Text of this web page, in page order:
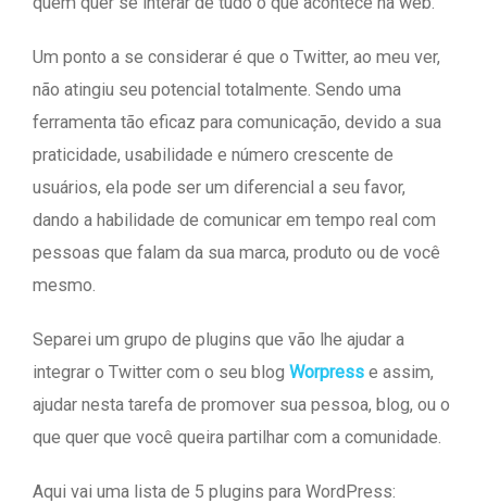
Um ponto a se considerar é que o Twitter, ao meu ver,
não atingiu seu potencial totalmente. Sendo uma
ferramenta tão eficaz para comunicação, devido a sua
praticidade, usabilidade e número crescente de
usuários, ela pode ser um diferencial a seu favor,
dando a habilidade de comunicar em tempo real com
pessoas que falam da sua marca, produto ou de você
mesmo.
Separei um grupo de plugins que vão lhe ajudar a
integrar o Twitter com o seu blog Worpress e assim,
ajudar nesta tarefa de promover sua pessoa, blog, ou o
que quer que você queira partilhar com a comunidade.
Aqui vai uma lista de 5 plugins para WordPress: